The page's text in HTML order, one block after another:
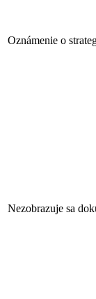
Oznámenie o
Nezobrazuje sa